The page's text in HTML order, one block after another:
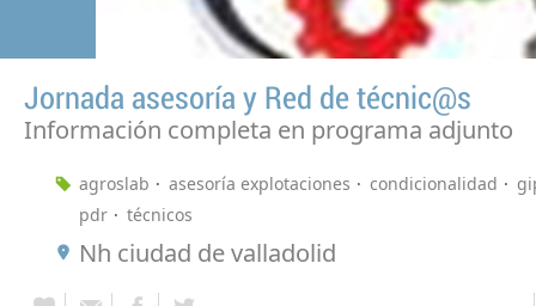
Jornada asesoría y Red de técnic@s
Información completa en programa adjunto
agroslab asesoría explotaciones condicionalidad
pdr
técnicos
Nh ciudad de valladolid